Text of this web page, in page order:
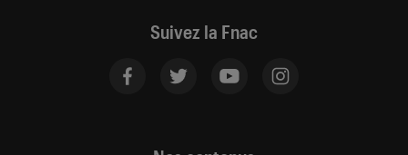
Suivez la Fnac